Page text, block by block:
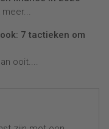
7 tactieken om
ooit....